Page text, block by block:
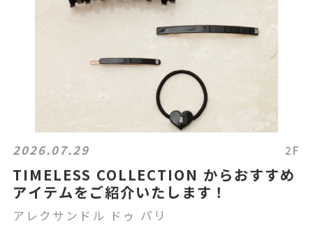
2026.07.29 2F
TIMELESS COLLECTION からおすすめ
アイテムをご紹介いたします！
アレクサンドル ドゥ パリ